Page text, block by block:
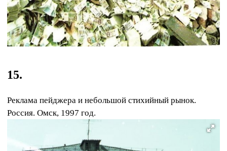
15.
Реклама пейджера и небольшой стихийный рынок.
Россия. Омск, 1997 год.